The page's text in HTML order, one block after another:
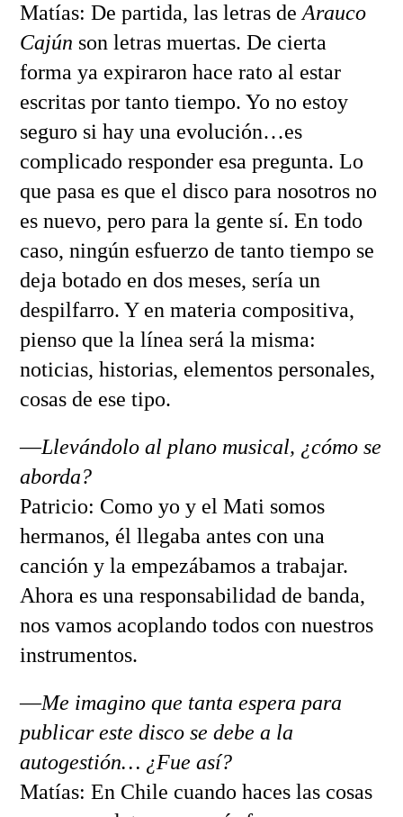
Matías: De partida, las letras de Arauco
Cajún son letras muertas. De cierta
forma ya expiraron hace rato al estar
escritas por tanto tiempo. Yo no estoy
seguro si hay una evolución…es
complicado responder esa pregunta. Lo
que pasa es que el disco para nosotros no
es nuevo, pero para la gente sí. En todo
caso, ningún esfuerzo de tanto tiempo se
deja botado en dos meses, sería un
despilfarro. Y en materia compositiva,
pienso que la línea será la misma:
noticias, historias, elementos personales,
cosas de ese tipo.
—Llevándolo al plano musical, ¿cómo se
aborda?
Patricio: Como yo y el Mati somos
hermanos, él llegaba antes con una
canción y la empezábamos a trabajar.
Ahora es una responsabilidad de banda,
nos vamos acoplando todos con nuestros
instrumentos.
—Me imagino que tanta espera para
publicar este disco se debe a la
autogestión… ¿Fue así?
Matías: En Chile cuando haces las cosas